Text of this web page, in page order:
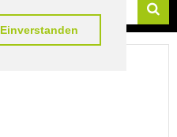
Einverstanden